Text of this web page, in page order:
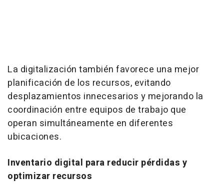
La digitalización también favorece una mejor
planificación de los recursos, evitando
desplazamientos innecesarios y mejorando la
coordinación entre equipos de trabajo que
operan simultáneamente en diferentes
ubicaciones.
Inventario digital para reducir pérdidas y
optimizar recursos